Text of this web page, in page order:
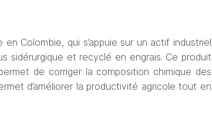
Colombie, qui s’appuie sur un actif industriel
sidérurgique et recyclé en engrais. Ce produit
de corriger la composition chimique des
d’améliorer la productivité agricole tout en